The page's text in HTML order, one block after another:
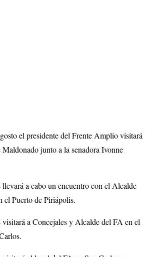
el presidente del Frente Amplio visitará
Maldonado junto a la senadora Ivonne
a cabo un encuentro con el Alcalde
el Puerto de Piriápolis.
a Concejales y Alcalde del FA en el